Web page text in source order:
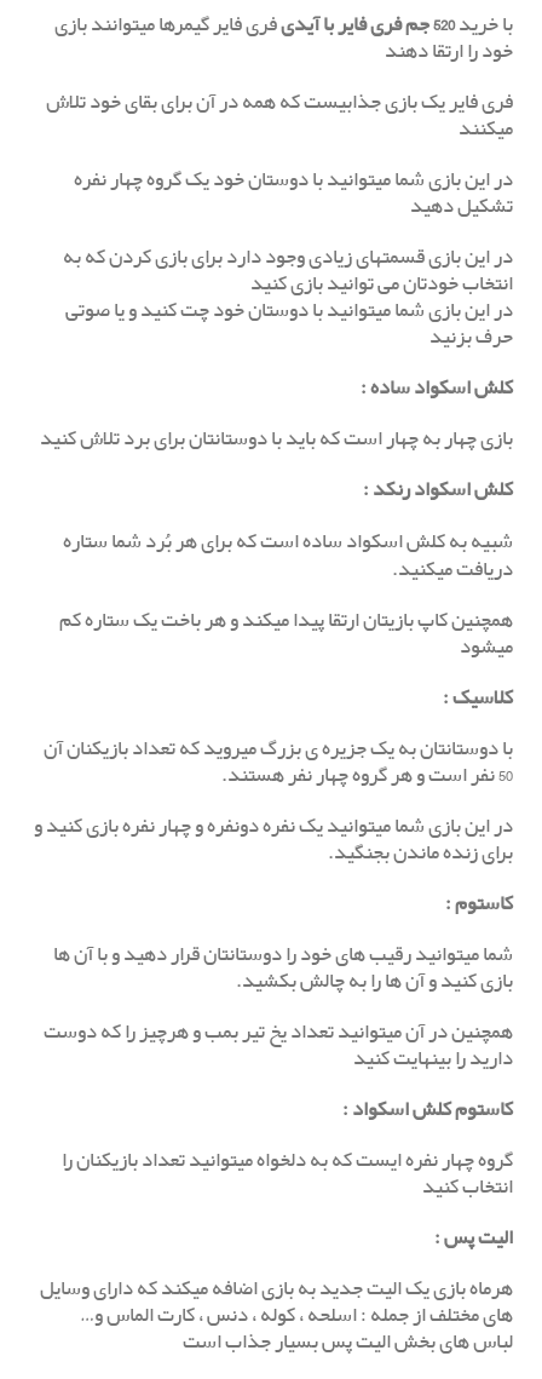
با خرید520 جم فری فایر با آیدی
فری فایر گیمرها میتوانند بازی
خود را ارتقا دهند
فری فایر یک بازی جذابیست که همه در آن برای بقای خود تلاش
میکنند
در این بازی شما میتوانید با دوستان خود یک گروه چهار نفره
تشکیل دهید
در این بازی قسمتهای زیادی وجود دارد برای بازی کردن که به
انتخاب خودتان می توانید بازی کنید
در این بازی شما میتوانید با دوستان خود چت کنید و یا صوتی
حرف بزنید
کلش اسکواد ساده:
بازی چهار به چهار است که باید با دوستانتان برای برد تلاش کنید
کلش اسکواد رنکد:
شبیه به کلش اسکواد ساده است که برای هر بُرد شما ستاره
دریافت میکنید.
همچنین کاپ بازیتان ارتقا پیدا میکند و هر باخت یک ستاره کم
میشود
کلاسیک:
با دوستانتان به یک جزیره ی بزرگ میروید که تعداد بازیکنان آن
50 نفر است و هر گروه چهار نفر هستند.
در این بازی شما میتوانید یک نفره دونفره و چهار نفره بازی کنید و
برای زنده ماندن بجنگید.
کاستوم:
شما میتوانید رقیب های خود را دوستانتان قرار دهید و با آن ها
بازی کنید و آن ها را به چالش بکشید.
همچنین در آن میتوانید تعداد یخ تیر بمب و هرچیز را که دوست
دارید را بینهایت کنید
کاستوم کلش اسکواد :
گروه چهار نفره ایست که به دلخواه میتوانید تعداد بازیکنان را
انتخاب کنید
الیت پس:
هرماه بازی یک الیت جدید به بازی اضافه میکند که دارای وسایل
های مختلف از جمله : اسلحه ، کوله ، دنس ، کارت الماس و…
لباس های بخش الیت پس بسیار جذاب است